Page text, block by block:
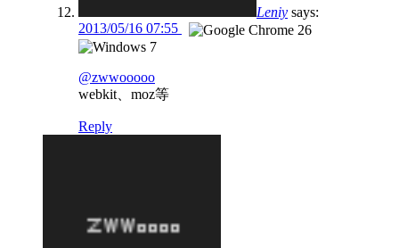
Leniy says:
2013/05/16 07:55
@zwwooooo
webkit、moz等
Reply